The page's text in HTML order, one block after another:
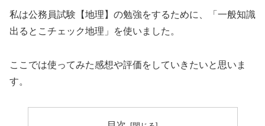
私は公務員試験【地理】の勉強をするために、「一般知識
出るとこチェック地理」を使いました。
ここでは使ってみた感想や評価をしていきたいと思いま
す。